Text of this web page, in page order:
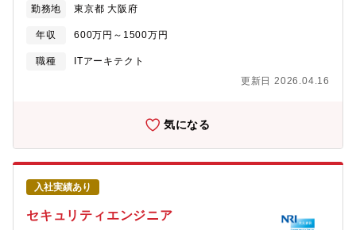
き先候補の「どこか」にいける国内線特典航空券サービスで、NRI
ます。 日本各地の魅力の再発見や、地域活性化にも繋げることを
目的として、サービスをご提供しています。・資生堂ジャパン
多く集まる組織で、業種業界を問わITアーキテクチャーやIT運用に
関するコンサルティング案件を担当しています。【募集職種の期
待役割】お客様の事業環境は常に変化し、将来を見据えた事業変
革を行っています。我々も将来の事業に適したITアーキテクチャ
いものが登場してきますが、新しい物だけに踊らされず、適材適
の経験を活かし、お客様の課題を見極め、実現可能なあるべきＩ
Ｔアーキテクチャーを描く事を、共にチャレンジして頂ける方を
募集しております。【具体的な職務内容】オンプレミス、レガシ
ーシステムからクラウドへの転換、マイクロサービス化、API化、
5G・6ＧのIoTデバイスの普及、AIによる業務効率化といった、急
速な技術の変化・高度化を前提に、企業にとっての最適な情報シ
ステムの全体構造実現に向けた活動を実施しています。また、注
目が高まるコネクティッドカー・MaaSを支える自動車IoTシステ
勤務地 東京都 大阪府
年収 600万円～1500万円
職種
ITアーキテクト
更新日 2026.04.16
気になる
入社実績あり
セキュリティエンジニア